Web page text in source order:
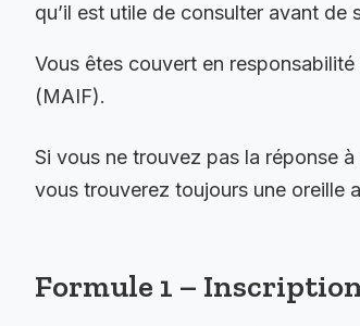
qu’il est utile de consulter avant de
Vous êtes couvert en responsabilité
(MAIF).
Si vous ne trouvez pas la réponse
vous trouverez toujours une oreille
Formule 1 –